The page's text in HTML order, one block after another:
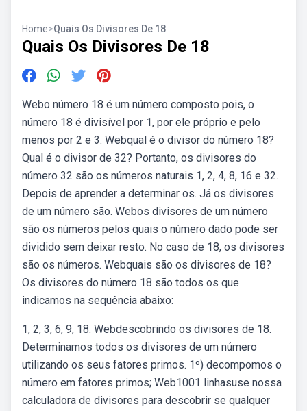
Home>Quais Os Divisores De 18
Quais Os Divisores De 18
Webo número 18 é um número composto pois, o
número 18 é divisível por 1, por ele próprio e pelo
menos por 2 e 3. Webqual é o divisor do número 18?
Qual é o divisor de 32? Portanto, os divisores do
número 32 são os números naturais 1, 2, 4, 8, 16 e 32.
Depois de aprender a determinar os. Já os divisores
de um número são. Webos divisores de um número
são os números pelos quais o número dado pode ser
dividido sem deixar resto. No caso de 18, os divisores
são os números. Webquais são os divisores de 18?
Os divisores do número 18 são todos os que
indicamos na sequência abaixo:
1, 2, 3, 6, 9, 18. Webdescobrindo os divisores de 18.
Determinamos todos os divisores de um número
utilizando os seus fatores primos. 1º) decompomos o
número em fatores primos; Web1001 linhasuse nossa
calculadora de divisores para descobrir se qualquer